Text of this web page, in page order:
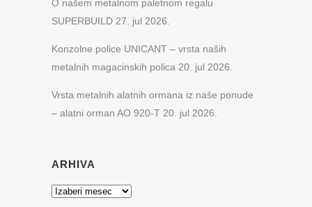
O našem metalnom paletnom regalu
SUPERBUILD 27. jul 2026.
Konzolne police UNICANT – vrsta naših
metalnih magacinskih polica 20. jul 2026.
Vrsta metalnih alatnih ormana iz naše ponude
– alatni orman AO 920-T 20. jul 2026.
ARHIVA
Arhiva